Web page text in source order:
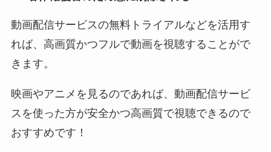
動画配信サービスの無料トライアルなどを活用す
れば、高画質かつフルで動画を視聴することがで
きます。
映画やアニメを見るのであれば、動画配信サービ
スを使った方が安全かつ高画質で視聴できるので
おすすめです！